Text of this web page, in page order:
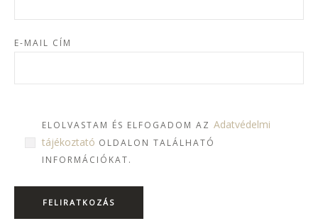
E-MAIL CÍM
ELOLVASTAM ÉS ELFOGADOM AZ Adatvédelmi
tájékoztató OLDALON TALÁLHATÓ
INFORMÁCIÓKAT.